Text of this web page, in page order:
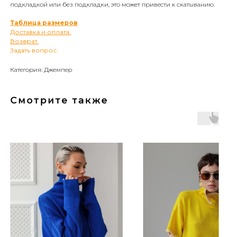
подкладкой или без подкладки, это может привести к скатыванию.
Таблица размеров.
Доставка и оплата.
Возврат.
Задать вопрос.
Категория: Джемпер
Смотрите также